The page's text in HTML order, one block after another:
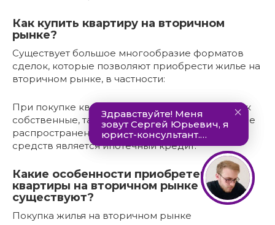
Как купить квартиру на вторичном
рынке?
Существует большое многообразие форматов
сделок, которые позволяют приобрести жилье на
вторичном рынке, в частности:
При покупке квартиры можно использовать как
собственные, так и заемные средства. Наиболее
распространенным источником денежных
средств является ипотечный кредит.
Какие особенности приобретения
квартиры на вторичном рынке
существуют?
Покупка жилья на вторичном рынке